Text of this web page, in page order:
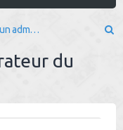
Contacter un administrateur du forum
du